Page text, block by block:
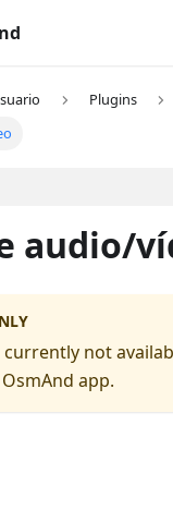
Plugins
audio/
not
app.